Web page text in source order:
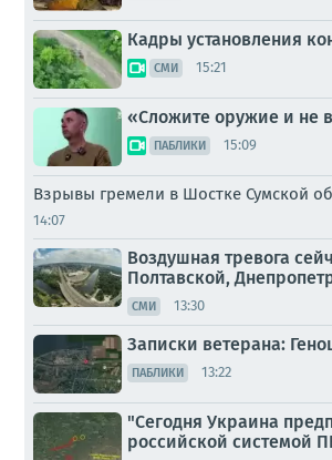
Кадры установления
СМИ 15:21
«Сложите оружие и не
ПАБЛИКИ 15:09
Взрывы гремели в Шостке Сумской
14:07
Воздушная тревога
Полтавской,
СМИ 13:30
Записки ветерана:
ПАБЛИКИ 13:22
"Сегодня Украина
российской системой